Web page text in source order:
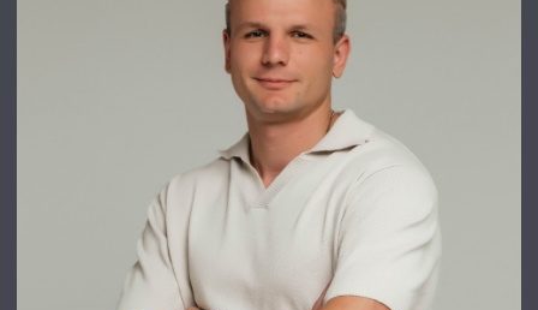
С Уважением, Даниил Сигов.
Недвижимость Северо-Запада.